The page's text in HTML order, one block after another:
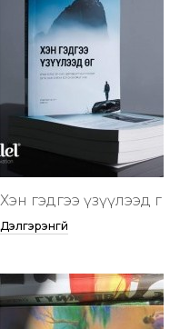
Хэн гэдгээ үзүүлээд өг
Дэлгэрэнгүй